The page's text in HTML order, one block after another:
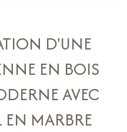
D'UNE
EN BOIS
AVEC
MARBRE